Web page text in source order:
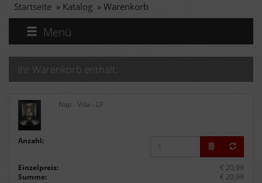
Startseite » Katalog » Warenkorb
Menü
Ihr Warenkorb enthält:
Nap - Villa - LP
Anzahl:
Einzelpreis:
€ 20,99
Summe:
€ 20,99